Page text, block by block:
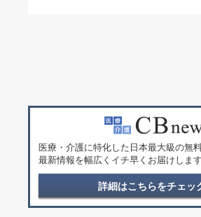
医療・介護に特化した日本最大級の無
最新情報を幅広くイチ早くお届けします
詳細はこちらをチェッ